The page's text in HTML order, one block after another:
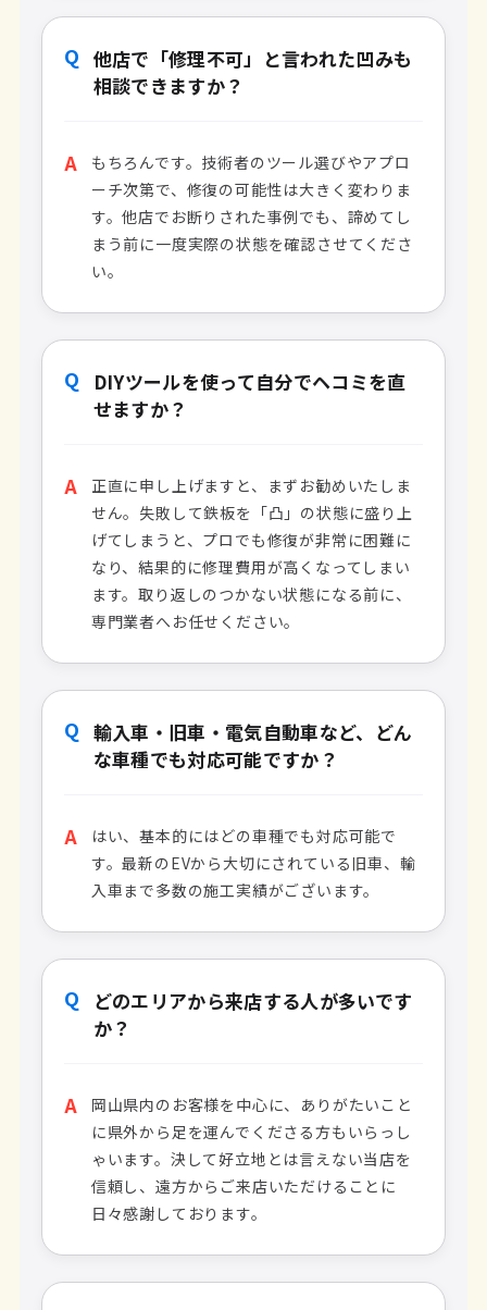
Q 他店で「修理不可」と言われた凹みも
相談できますか？
A
もちろんです。技術者のツール選びやアプロ
ーチ次第で、修復の可能性は大きく変わりま
す。他店でお断りされた事例でも、諦めてし
まう前に一度実際の状態を確認させてくださ
い。
Q
DIYツールを使って自分でヘコミを直
せますか？
A
正直に申し上げますと、まずお勧めいたしま
せん。失敗して鉄板を「凸」の状態に盛り上
げてしまうと、プロでも修復が非常に困難に
なり、結果的に修理費用が高くなってしまい
ます。取り返しのつかない状態になる前に、
専門業者へお任せください。
Q 輸入車・旧車・電気自動車など、どん
な車種でも対応可能ですか？
A
はい、基本的にはどの車種でも対応可能で
す。最新のEVから大切にされている旧車、輸
入車まで多数の施工実績がございます。
Q
どのエリアから来店する人が多いです
か？
A
岡山県内のお客様を中心に、ありがたいこと
に県外から足を運んでくださる方もいらっし
ゃいます。決して好立地とは言えない当店を
信頼し、遠方からご来店いただけることに
日々感謝しております。